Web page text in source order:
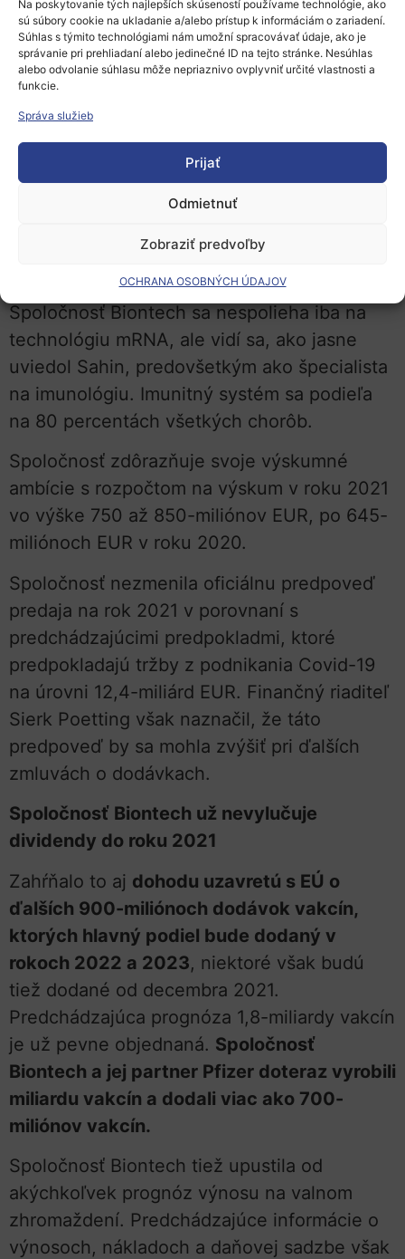
Na poskytovanie tých najlepších skúseností používame technológie, ako
sú súbory cookie na ukladanie a/alebo prístup k informáciám o zariadení.
Súhlas s týmito technológiami nám umožní spracovávať údaje, ako je
správanie pri prehliadaní alebo jedinečné ID na tejto stránke. Nesúhlas
alebo odvolanie súhlasu môže nepriaznivo ovplyvniť určité vlastnosti a
funkcie.
Správa služieb
Prijať
Odmietnuť
Zobraziť predvoľby
OCHRANA OSOBNÝCH ÚDAJOV
bude mať v budúcnosti tiež silné postavenie
v tejto oblasti.
Na druhej strane chce spoločnosť Biontech
tiež masívne pokročiť vo výskume v oblasti
pracuje na 14 kandidátoch na výrobky v
klinických štúdií v roku 2021.“Prví pacienti
boli liečení v štyroch z týchto štúdií.
Spoločnosť Biontech sa nespolieha iba na
technológiu mRNA, ale vidí sa, ako jasne
uviedol Sahin, predovšetkým ako špecialista
na imunológiu. Imunitný systém sa podieľa
na 80 percentách všetkých chorôb.
Spoločnosť zdôrazňuje svoje výskumné
ambície s rozpočtom na výskum v roku 2021
vo výške 750 až 850-miliónov EUR, po 645-
miliónoch EUR v roku 2020.
Spoločnosť nezmenila oficiálnu predpoveď
predaja na rok 2021 v porovnaní s
predchádzajúcimi predpokladmi, ktoré
predpokladajú tržby z podnikania Covid-19
na úrovni 12,4-miliárd EUR. Finančný riaditeľ
Sierk Poetting však naznačil, že táto
predpoveď by sa mohla zvýšiť pri ďalších
zmluvách o dodávkach.
Spoločnosť Biontech už nevylučuje
dividendy do roku 2021
Zahŕňalo to aj dohodu uzavretú s EÚ o
ďalších 900-miliónoch dodávok vakcín,
ktorých hlavný podiel bude dodaný v
rokoch 2022 a 2023, niektoré však budú
tiež dodané od decembra 2021.
Predchádzajúca prognóza 1,8-miliardy vakcín
je už pevne objednaná. Spoločnosť
Biontech a jej partner Pfizer doteraz vyrobili
miliardu vakcín a dodali viac ako 700-
miliónov vakcín.
Spoločnosť Biontech tiež upustila od
akýchkoľvek prognóz výnosu na valnom
zhromaždení. Predchádzajúce informácie o
výnosoch, nákladoch a daňovej sadzbe však